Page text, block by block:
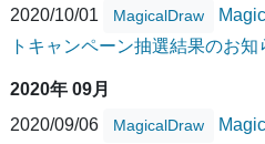
2020/10/01
MagicalDraw
トキャンペーン抽選結果のお知
2020年 09月
2020/09/06
MagicalDraw